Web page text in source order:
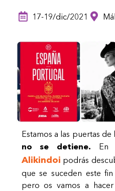
17-19/dic/2021
Estamos a las puertas
no se detiene. En
Alikindoi podrás
que se suceden este
pero os vamos a